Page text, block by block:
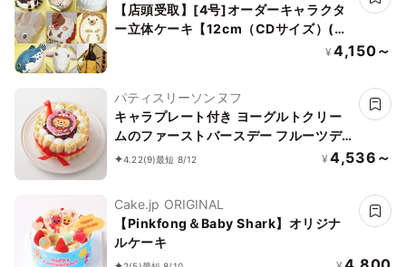
【店頭受取】[4号]オーダーキャラクタ
ー立体ケーキ【12cm（CDサイズ）(お
¥ 4,150～
パティスリーソンヌフ
キャラプレート付き ヨーグルトクリー
ムのファーストバースデー フルーツデ
コレーション 4号 12cm
4.22(9)最短 8/12 ¥ 4,536～
Cake.jp ORIGINAL
【Pinkfong＆Baby Shark】オリジナ
ルケーキ